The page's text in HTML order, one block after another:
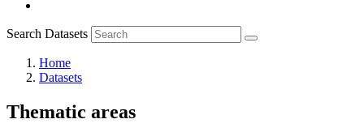
Search Datasets
Home
Datasets
Thematic areas